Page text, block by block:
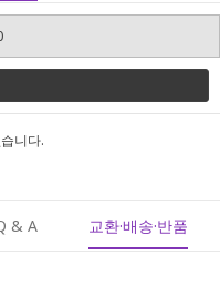
니다.
& A 교환·배송·반품